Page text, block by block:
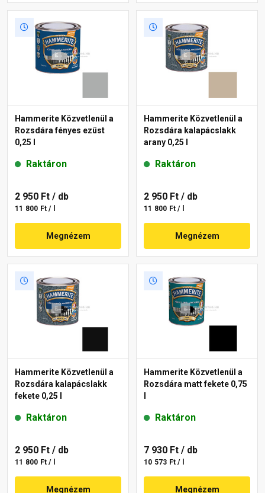
Hammerite Közvetlenül a
Rozsdára fényes ezüst
0,25 l
Raktáron
2 950 Ft / db
11 800 Ft / l
Megnézem
Hammerite Közvetlenül a
Rozsdára kalapácslakk
arany 0,25 l
Raktáron
2 950 Ft / db
11 800 Ft / l
Megnézem
Hammerite Közvetlenül a
Rozsdára kalapácslakk
fekete 0,25 l
Raktáron
2 950 Ft / db
11 800 Ft / l
Megnézem
Hammerite Közvetlenül a
Rozsdára matt fekete 0,75
Raktáron
7 930 Ft / db
10 573 Ft / l
Megnézem